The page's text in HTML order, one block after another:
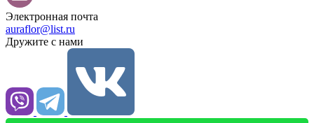
Электронная почта
auraflor@list.ru
Дружите с нами